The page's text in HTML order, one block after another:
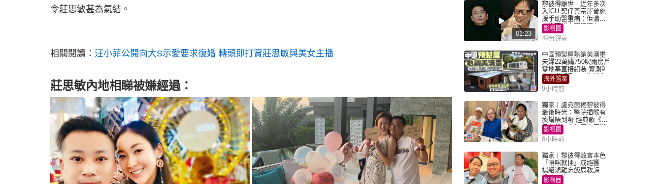
令莊思敏甚為氣結。
相關閱讀： 汪小菲公開向大S示愛要求復婚 轉頭即打賞莊思敏與美女主播
莊思敏內地相睇被嫌經過：
01:23
黎彼得離世丨近年多次
入ICU 契仔黃宗澤曾施
援手助醫重病：佢瀟灑
一生唔想大家唔開心
影視圈
49分鐘前
中國預製屋熱銷美澳墨
夫婦22萬購750呎兩房戶
零地基直接組裝 實測9個
月激讚「重來一次都會
買」
海外置業
9小時前
獨家丨盧宛茵揭黎彼得
最後時光：醫院插喉有
痰講唔到嘢 經典歌《浪
子心聲》金句源自廟街
睇相佬
影視圈
8小時前
獨家丨黎彼得敢言本色
「唔啱就插」成絕響
楊紹鴻難忘飯局教誨：
受益一生
影視圈